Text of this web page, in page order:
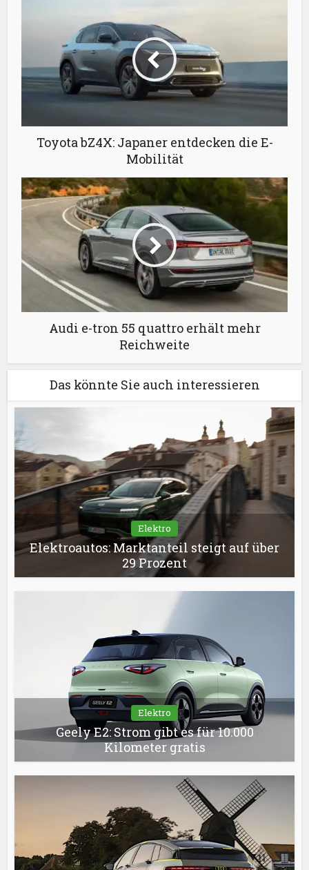
Toyota bZ4X: Japaner entdecken die E-
Mobilität
Audi e-tron 55 quattro erhält mehr
Reichweite
Das könnte Sie auch interessieren
Elektro
Elektroautos: Marktanteil steigt auf über
29 Prozent
Elektro
Geely E2: Strom gibt es für 10.000
Kilometer gratis